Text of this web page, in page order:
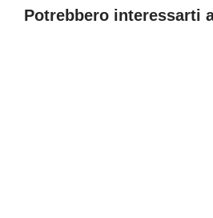
Potrebbero interessarti